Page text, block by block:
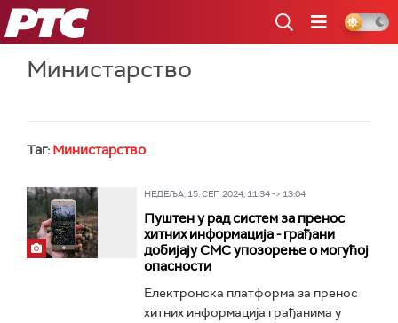
РТС
Министарство
Таг: Министарство
НЕДЕЉА, 15. СЕП 2024, 11:34 -> 13:04
Пуштен у рад систем за пренос
хитних информација - грађани
добијају СМС упозорење о могућој
опасности
Електронска платформа за пренос
хитних информација грађанима у